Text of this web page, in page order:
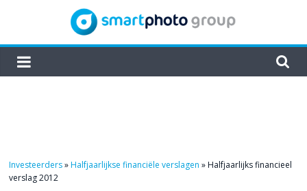
content
smartphoto
Investeerders»Halfjaarlijkse financiële verslagen » Halfjaarlijks financieel
verslag 2012